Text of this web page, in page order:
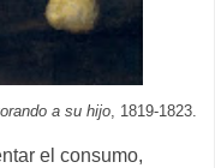
a su hijo, 1819-1823.
el consumo,